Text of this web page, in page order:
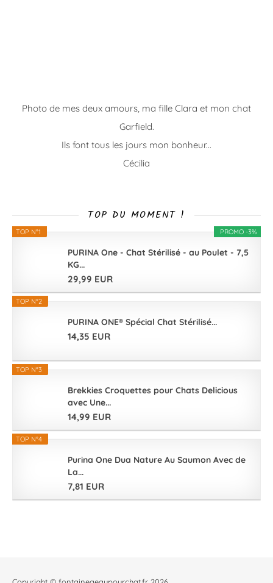
Photo de mes deux amours, ma fille Clara et mon chat
Garfield.
Ils font tous les jours mon bonheur...
Cécilia
TOP DU MOMENT !
PROMO -3%
TOP N°1
PURINA One - Chat Stérilisé - au Poulet - 7,5
KG...
29,99 EUR
TOP N°2
PURINA ONE® Spécial Chat Stérilisé...
14,35 EUR
TOP N°3
Brekkies Croquettes pour Chats Delicious
avec Une...
14,99 EUR
TOP N°4
Purina One Dua Nature Au Saumon Avec de
La...
7,81 EUR